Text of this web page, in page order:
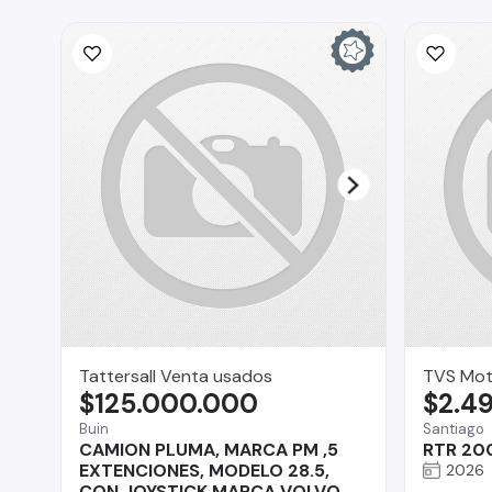
Tattersall Venta usados
Buin
CAMION PLUMA, MARCA PM ,5
EXTENCIONES, MODELO 28.5,
$125.000.000
TVS
Santiago
RTR
2026